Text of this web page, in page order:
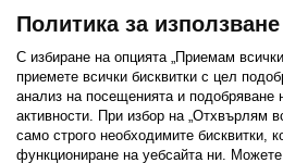
Последвайте ни:
FacebookTwitterYoutubePinterest
Политика за
С избиране на опцията „Приемам
приемете всички бисквитки с цел
анализ на посещенията и подобряване
активности. При избор на „Отхвърлям
само строго необходимитe бисквитки,
функциониране на уебсайта ни. Можете